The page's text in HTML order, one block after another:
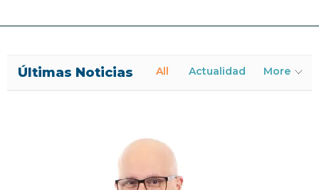
Últimas Noticias All Actualidad More